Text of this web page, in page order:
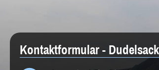
Kontaktformular -